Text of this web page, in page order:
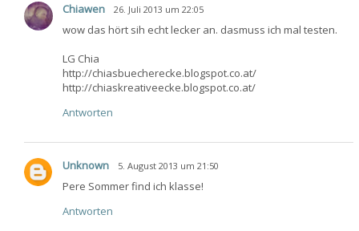
Chiawen 26. Juli 2013 um 22:05
wow das hört sih echt lecker an. dasmuss ich mal testen.
LG Chia
http://chiasbuecherecke.blogspot.co.at/
http://chiaskreativeecke.blogspot.co.at/
Antworten
Unknown 5. August 2013 um 21:50
Pere Sommer find ich klasse!
Antworten